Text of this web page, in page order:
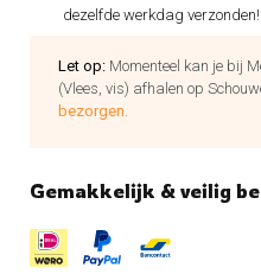
dezelfde werkdag verzonden!
Let op: Momenteel kan je bij
(Vlees, vis) afhalen op
bezorgen.
Gemakkelijk & veilig